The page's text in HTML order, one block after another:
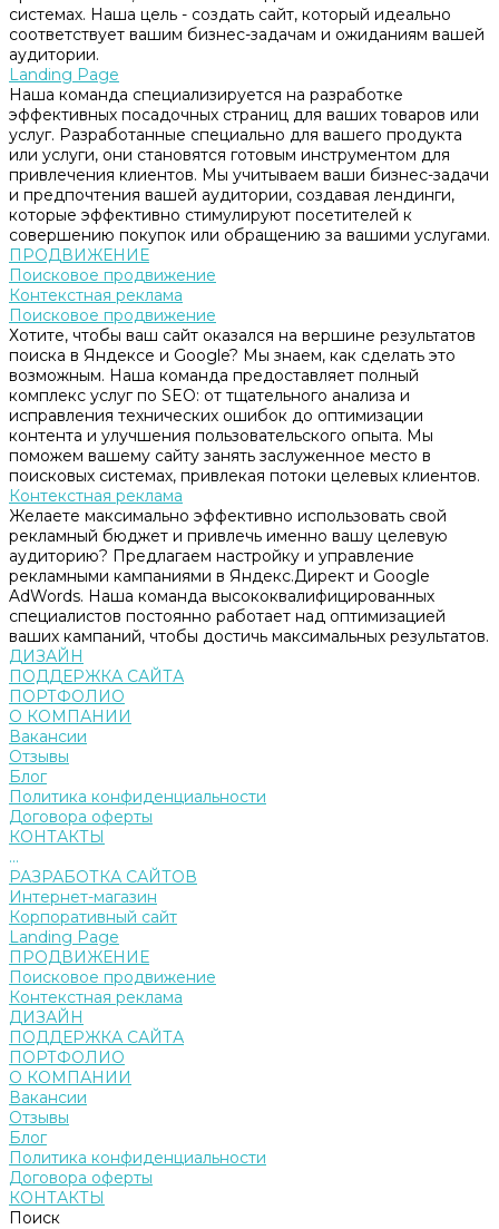
системах. Наша цель - создать сайт, который идеально
соответствует вашим бизнес-задачам и ожиданиям вашей
аудитории.
Landing Page
Наша команда специализируется на разработке
эффективных посадочных страниц для ваших товаров или
услуг. Разработанные специально для вашего продукта
или услуги, они становятся готовым инструментом для
привлечения клиентов. Мы учитываем ваши бизнес-задачи
и предпочтения вашей аудитории, создавая лендинги,
которые эффективно стимулируют посетителей к
совершению покупок или обращению за вашими услугами.
ПРОДВИЖЕНИЕ
Поисковое продвижение
Контекстная реклама
Поисковое продвижение
Хотите, чтобы ваш сайт оказался на вершине результатов
поиска в Яндексе и Google? Мы знаем, как сделать это
возможным. Наша команда предоставляет полный
комплекс услуг по SEO: от тщательного анализа и
исправления технических ошибок до оптимизации
контента и улучшения пользовательского опыта. Мы
поможем вашему сайту занять заслуженное место в
поисковых системах, привлекая потоки целевых клиентов.
Контекстная реклама
Желаете максимально эффективно использовать свой
рекламный бюджет и привлечь именно вашу целевую
аудиторию? Предлагаем настройку и управление
рекламными кампаниями в Яндекс.Директ и Google
AdWords. Наша команда высококвалифицированных
специалистов постоянно работает над оптимизацией
ваших кампаний, чтобы достичь максимальных результатов.
ДИЗАЙН
ПОДДЕРЖКА САЙТА
ПОРТФОЛИО
О КОМПАНИИ
Вакансии
Отзывы
Блог
Политика конфиденциальности
Договора оферты
КОНТАКТЫ
...
РАЗРАБОТКА САЙТОВ
Интернет-магазин
Корпоративный сайт
Landing Page
ПРОДВИЖЕНИЕ
Поисковое продвижение
Контекстная реклама
ДИЗАЙН
ПОДДЕРЖКА САЙТА
ПОРТФОЛИО
О КОМПАНИИ
Вакансии
Отзывы
Блог
Политика конфиденциальности
Договора оферты
КОНТАКТЫ
Поиск